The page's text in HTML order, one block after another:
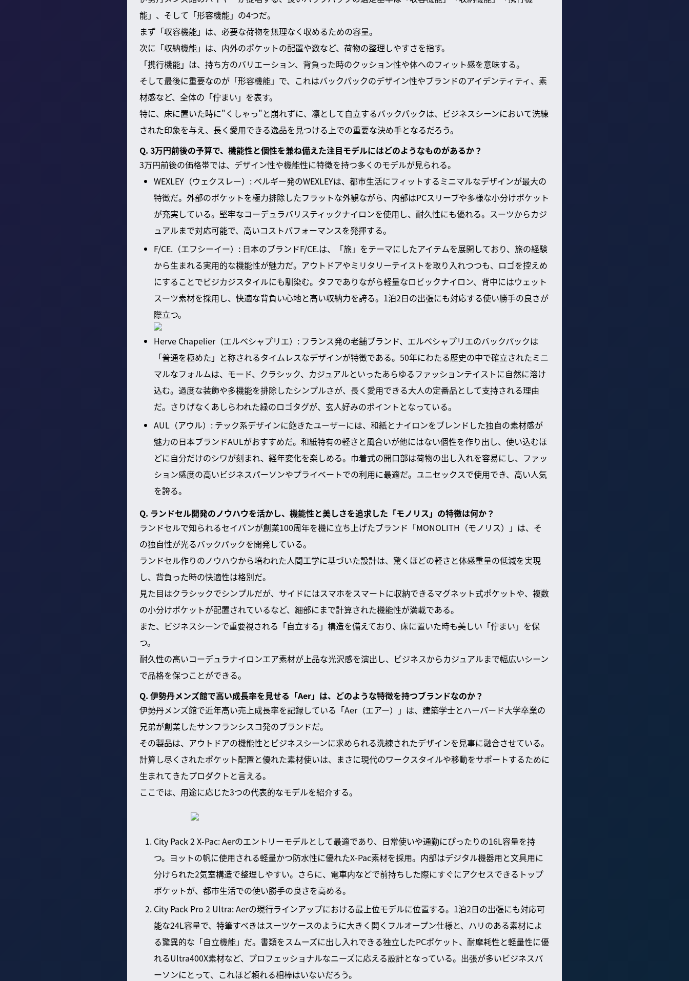
能」、そして「形容機能」の4つだ。
まず「収容機能」は、必要な荷物を無理なく収めるための容量。
次に「収納機能」は、内外のポケットの配置や数など、荷物の整理しやすさを指す。
「携行機能」は、持ち方のバリエーション、背負った時のクッション性や体へのフィット感を意味する。
そして最後に重要なのが「形容機能」で、これはバックパックのデザイン性やブランドのアイデンティティ、素
材感など、全体の「佇まい」を表す。
特に、床に置いた時に"くしゃっ"と崩れずに、凛として自立するバックパックは、ビジネスシーンにおいて洗練
された印象を与え、長く愛用できる逸品を見つける上での重要な決め手となるだろう。
Q. 3万円前後の予算で、機能性と個性を兼ね備えた注目モデルにはどのようなものがあるか？
3万円前後の価格帯では、デザイン性や機能性に特徴を持つ多くのモデルが見られる。
WEXLEY（ウェクスレー）: ベルギー発のWEXLEYは、都市生活にフィットするミニマルなデザインが最大の
特徴だ。外部のポケットを極力排除したフラットな外観ながら、内部はPCスリーブや多様な小分けポケット
が充実している。堅牢なコーデュラバリスティックナイロンを使用し、耐久性にも優れる。スーツからカジ
ュアルまで対応可能で、高いコストパフォーマンスを発揮する。
F/CE.（エフシーイー）: 日本のブランドF/CE.は、「旅」をテーマにしたアイテムを展開しており、旅の経験
から生まれる実用的な機能性が魅力だ。アウトドアやミリタリーテイストを取り入れつつも、ロゴを控えめ
にすることでビジカジスタイルにも馴染む。タフでありながら軽量なロビックナイロン、背中にはウェット
スーツ素材を採用し、快適な背負い心地と高い収納力を誇る。1泊2日の出張にも対応する使い勝手の良さが
際立つ。
Herve Chapelier（エルベシャプリエ）: フランス発の老舗ブランド、エルベシャプリエのバックパックは
「普通を極めた」と称されるタイムレスなデザインが特徴である。50年にわたる歴史の中で確立されたミニ
マルなフォルムは、モード、クラシック、カジュアルといったあらゆるファッションテイストに自然に溶け
込む。過度な装飾や多機能を排除したシンプルさが、長く愛用できる大人の定番品として支持される理由
だ。さりげなくあしらわれた緑のロゴタグが、玄人好みのポイントとなっている。
AUL（アウル）: テック系デザインに飽きたユーザーには、和紙とナイロンをブレンドした独自の素材感が
魅力の日本ブランドAULがおすすめだ。和紙特有の軽さと風合いが他にはない個性を作り出し、使い込むほ
どに自分だけのシワが刻まれ、経年変化を楽しめる。巾着式の開口部は荷物の出し入れを容易にし、ファッ
ション感度の高いビジネスパーソンやプライベートでの利用に最適だ。ユニセックスで使用でき、高い人気
を誇る。
Q. ランドセル開発のノウハウを活かし、機能性と美しさを追求した「モノリス」の特徴は何か？
ランドセルで知られるセイバンが創業100周年を機に立ち上げたブランド「MONOLITH（モノリス）」は、そ
の独自性が光るバックパックを開発している。
ランドセル作りのノウハウから培われた人間工学に基づいた設計は、驚くほどの軽さと体感重量の低減を実現
し、背負った時の快適性は格別だ。
見た目はクラシックでシンプルだが、サイドにはスマホをスマートに収納できるマグネット式ポケットや、複数
の小分けポケットが配置されているなど、細部にまで計算された機能性が満載である。
また、ビジネスシーンで重要視される「自立する」構造を備えており、床に置いた時も美しい「佇まい」を保
つ。
耐久性の高いコーデュラナイロンエア素材が上品な光沢感を演出し、ビジネスからカジュアルまで幅広いシーン
で品格を保つことができる。
Q. 伊勢丹メンズ館で高い成長率を見せる「Aer」は、どのような特徴を持つブランドなのか？
伊勢丹メンズ館で近年高い売上成長率を記録している「Aer（エアー）」は、建築学士とハーバード大学卒業の
兄弟が創業したサンフランシスコ発のブランドだ。
その製品は、アウトドアの機能性とビジネスシーンに求められる洗練されたデザインを見事に融合させている。
計算し尽くされたポケット配置と優れた素材使いは、まさに現代のワークスタイルや移動をサポートするために
生まれてきたプロダクトと言える。
ここでは、用途に応じた3つの代表的なモデルを紹介する。
City Pack 2 X-Pac: Aerのエントリーモデルとして最適であり、日常使いや通勤にぴったりの16L容量を持
つ。ヨットの帆に使用される軽量かつ防水性に優れたX-Pac素材を採用。内部はデジタル機器用と文具用に
分けられた2気室構造で整理しやすい。さらに、電車内などで前持ちした際にすぐにアクセスできるトップ
ポケットが、都市生活での使い勝手の良さを高める。
City Pack Pro 2 Ultra: Aerの現行ラインアップにおける最上位モデルに位置する。1泊2日の出張にも対応可
能な24L容量で、特筆すべきはスーツケースのように大きく開くフルオープン仕様と、ハリのある素材によ
る驚異的な「自立機能」だ。書類をスムーズに出し入れできる独立したPCポケット、耐摩耗性と軽量性に優
れるUltra400X素材など、プロフェッショナルなニーズに応える設計となっている。出張が多いビジネスパ
ーソンにとって、これほど頼れる相棒はいないだろう。